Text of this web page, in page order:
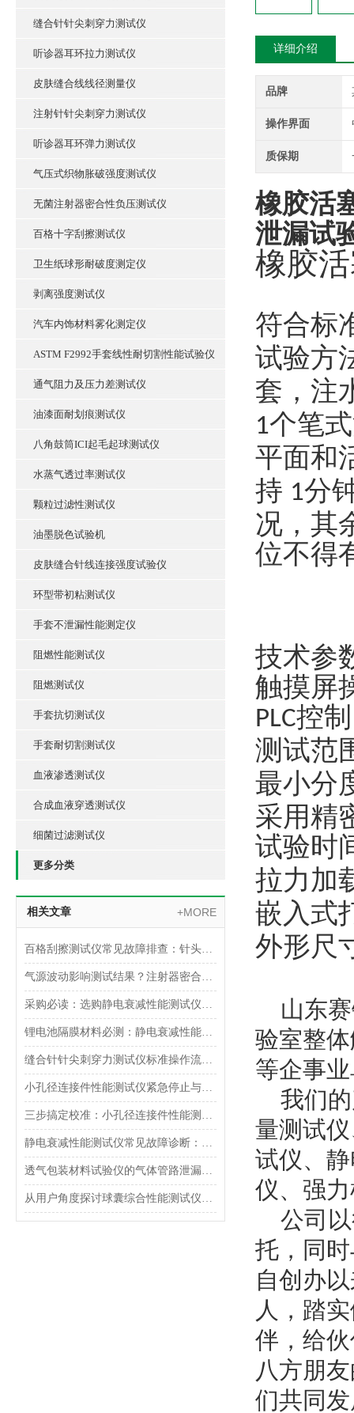
缝合针针尖刺穿力测试仪
听诊器耳环拉力测试仪
皮肤缝合线线径测量仪
注射针针尖刺穿力测试仪
听诊器耳环弹力测试仪
气压式织物胀破强度测试仪
无菌注射器密合性负压测试仪
百格十字刮擦测试仪
卫生纸球形耐破度测定仪
剥离强度测试仪
汽车内饰材料雾化测定仪
ASTM F2992手套线性耐切割性能试验仪
通气阻力及压力差测试仪
油漆面耐划痕测试仪
八角鼓筒ICI起毛起球测试仪
水蒸气透过率测试仪
颗粒过滤性测试仪
油墨脱色试验机
皮肤缝合针线连接强度试验仪
环型带初粘测试仪
手套不泄漏性能测定仪
阻燃性能测试仪
阻燃测试仪
手套抗切测试仪
手套耐切割测试仪
血液渗透测试仪
合成血液穿透测试仪
细菌过滤测试仪
更多分类
相关文章 +MORE
百格刮擦测试仪常见故障排查：针头磨损与运动轨迹偏移
气源波动影响测试结果？注射器密合性正压测试仪的稳压设计分析
采购必读：选购静电衰减性能测试仪的5个核心参数与避坑指南
锂电池隔膜材料必测：静电衰减性能测试仪的操作难点突破
缝合针针尖刺穿力测试仪标准操作流程（SOP）及实验员培训要点
小孔径连接件性能测试仪紧急停止与异常状态下的安全复位操作
三步搞定校准：小孔径连接件性能测试仪的每日开机自检流程详解
静电衰减性能测试仪常见故障诊断：充电不稳定与电位漂移排查
透气包装材料试验仪的气体管路泄漏防护与废气排放系统详解
从用户角度探讨球囊综合性能测试仪的故障问题
详细介绍
品牌
操作界面
质保期
橡胶活
泄漏试
橡胶
符合标
试验方
套，注
1个笔
平面和
持 1分
况，其
位不得
技术参
触摸屏
PLC控制
测试范
最小分
采用精
试验时
拉力加
嵌入式
外形尺
山东赛
验室整
等企事
我们的
量测试
试仪、
仪、强
公司以
托，同
自创办
人，踏
伴，给
八方朋
们共同